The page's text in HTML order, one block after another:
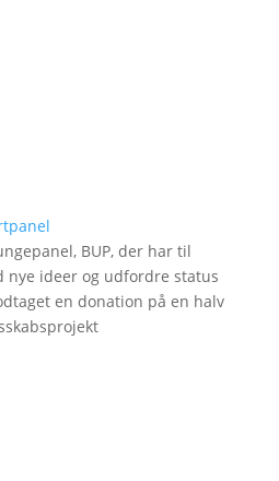
BUP, der har til
nye ideer og udfordre status
en donation på en halv